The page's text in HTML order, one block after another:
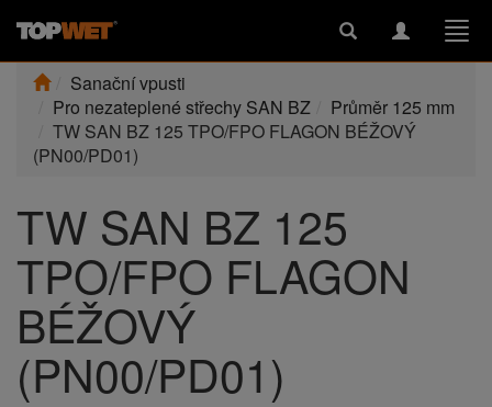
Toggle
Toggle
Sanační vpusti
Pro nezateplené střechy SAN BZ
Průměr 125 mm
TW SAN BZ 125 TPO/FPO FLAGON BÉŽOVÝ
(PN00/PD01)
TW SAN BZ 125
TPO/FPO FLAGON
BÉŽOVÝ
(PN00/PD01)